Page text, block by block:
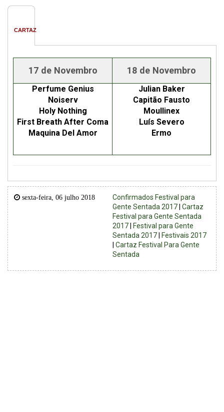
CARTAZ
17 de Novembro 18 de Novembro
Perfume Genius
Noiserv
Holy Nothing
First Breath After Coma
Maquina Del Amor
Julian Baker
Capitão Fausto
Moullinex
Luís Severo
Ermo
sexta-feira, 06 julho 2018
Confirmados Festival para
Gente Sentada 2017 |Cartaz
Festival para Gente Sentada
2017
Festival para Gente
Sentada 2017
Festivais 2017
|Cartaz Festival Para Gente
Sentada